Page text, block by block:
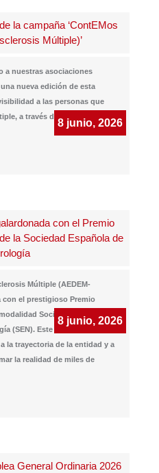
la campaña ‘ContEMos
Múltiple)’
a nuestras asociaciones
nueva edición de esta
a las personas que
a través de relatos breves,
8 junio, 2026
con el Premio
la Sociedad Española de
Múltiple (AEDEM-
con el prestigioso Premio
Social, otorgado por la
(SEN). Este galardón supone
la trayectoria de la entidad y a
la realidad de miles de
8 junio, 2026
General Ordinaria 2026